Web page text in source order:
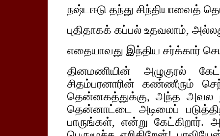
நஷ்டஈடு தந்து சிந்தியாவைத்
புதிதாகக் கப்பல் உதவலாம்,
எதையாவது இந்திய சர்க்கார்
தினமணியின் அழுகுரல்
சிதம்பரனாரின் கண்ணீரும்
தென்னகத்துக்கு, அந்த அவல
தென்னாட்டை அடிமைப்
பாருங்கள், என்று கேட்கிறார்.